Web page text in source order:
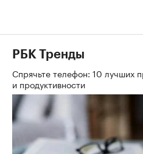
РБК Тренды
Спрячьте телефон: 10 лучших
и продуктивности